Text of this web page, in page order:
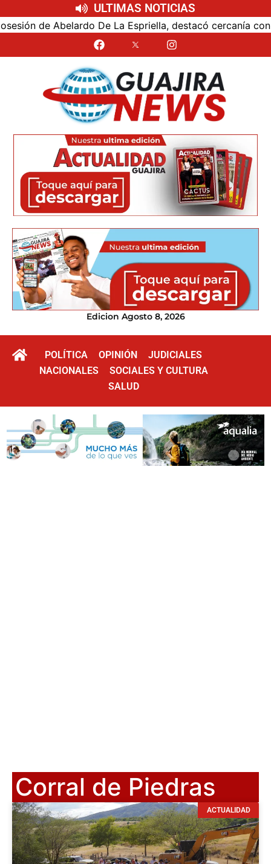
ULTIMAS NOTICIAS
de Abelardo De La Espriella, destacó cercanía con el
Edicion Agosto 8, 2026
POLÍTICA OPINIÓN
JUDICIALES
NACIONALES
SOCIALES Y CULTURA
SALUD
Corral de Piedras
ACTUALIDAD